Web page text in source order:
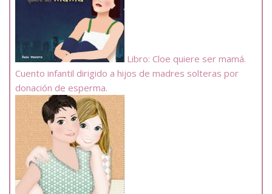
Libro: Cloe quiere ser mamá.
Cuento infantil dirigido a hijos de madres solteras por
donación de esperma.